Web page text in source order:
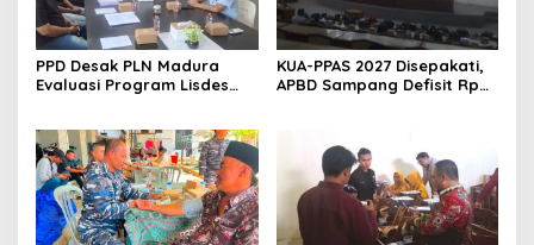
PPD Desak PLN Madura
Evaluasi Program Lisdes
KUA-PPAS 2027 Disepakati,
APBD Sampang Defisit Rp